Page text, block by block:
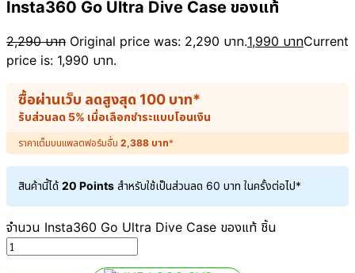
Insta360 Go Ultra Dive Case ของแท้
2,290บาท Original price was: 2,290 บาท.1,990 บาทCurrent
price is: 1,990 บาท.
ซื้อผ่านเว็บ ลดสูงสุด 100 บาท*
รับส่วนลด 5% เมื่อเลือกชำระแบบโอนเงิน
ราคาเต็มบนแพลตฟอร์มอื่น 2,388 บาท*
สินค้านี้ได้ 20 Points สำหรับใช้เป็นส่วนลด 60 บาท ในครั้งต่อไป*
จำนวน Insta360 Go Ultra Dive Case ของแท้ ชิ้น